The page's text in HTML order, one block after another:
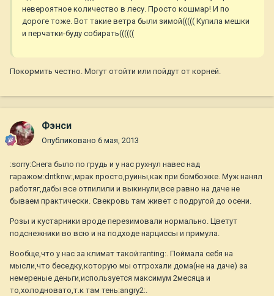
невероятное количество в лесу. Просто кошмар! И по
дороге тоже. Вот такие ветра были зимой((((( Купила мешки
и перчатки-буду собирать((((((
Покормить честно. Могут отойти или пойдут от корней.
Фэнси
Опубликовано 6 мая, 2013
:sorry:Снега было по грудь и у нас рухнул навес над
гаражом:dntknw:,мрак просто,руины,как при бомбожке. Муж нанял
работяг,дабы все отпилили и выкинули,все равно на даче не
бываем практически. Свекровь там живет с подругой до осени.
Розы и кустарники вроде перезимовали нормально. Цветут
подснежники во всю и на подходе нарциссы и примула.
Вообще,что у нас за климат такой:ranting:. Поймала себя на
мысли,что беседку,которую мы отгрохали дома(не на даче) за
немереные деньги,используется максимум 2месяца и
то,холодновато,т.к там тень:angry2:.